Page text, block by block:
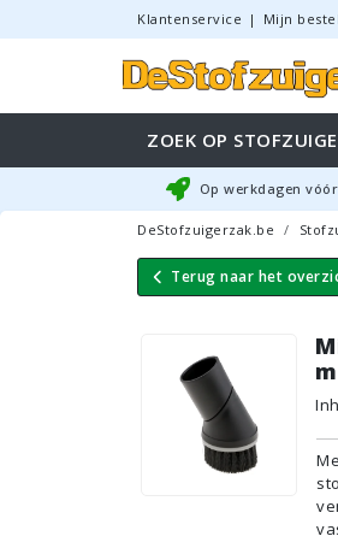
Klantenservice | Mijn
ZOEK OP
Op werkdagen vóór
DeStofzuigerzak.be
Terug naar het